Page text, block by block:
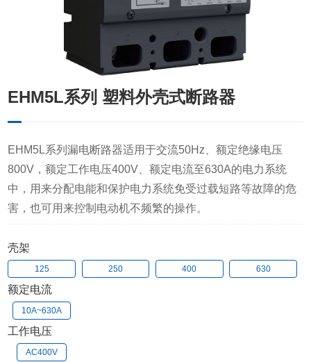
EHM5L系列 塑料外壳式断路器
EHM5L系列漏电断路器适用于交流50Hz、额定绝缘电压
800V，额定工作电压400V、额定电流至630A的电力系统
中，用来分配电能和保护电力系统免受过载短路等故障的危
害，也可用来控制电动机不频繁的操作。
壳架
125 250 400 630
额定电流
10A~630A
工作电压
AC400V